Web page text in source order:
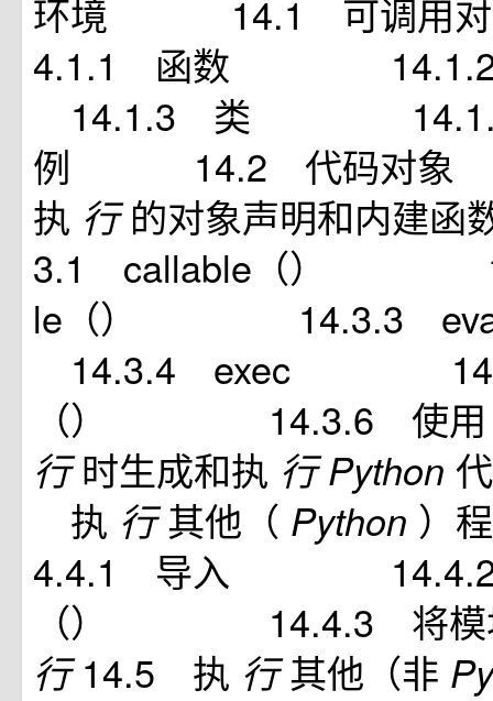
环境 14.1 可调
4.1.1 函数
14.1.3 类 14.1.4
例 14.2 代码对
执 行的对象声明和
3.1 callable（）
le（） 14.3.3
14.3.4 exec
（） 14.3.6 使
行时生成和执 行Python
执 行其他（ Python
4.4.1 导入 14.4.2
（） 14.4.3 将模块
行14.5 执 行其他（非